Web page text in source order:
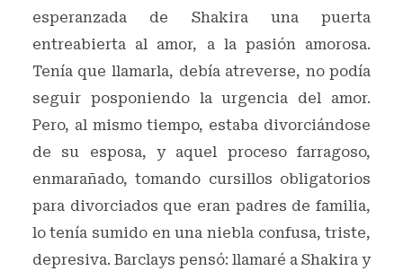
esperanzada de Shakira una puerta
entreabierta al amor, a la pasión amorosa.
Tenía que llamarla, debía atreverse, no podía
seguir posponiendo la urgencia del amor.
Pero, al mismo tiempo, estaba divorciándose
de su esposa, y aquel proceso farragoso,
enmarañado, tomando cursillos obligatorios
para divorciados que eran padres de familia,
lo tenía sumido en una niebla confusa, triste,
depresiva. Barclays pensó: llamaré a Shakira y